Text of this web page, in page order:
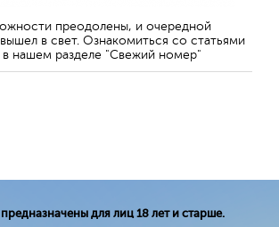
преодолены, и очередной
в свет. Ознакомиться со статьями
нашем разделе "Свежий номер"
для лиц 18 лет и старше.